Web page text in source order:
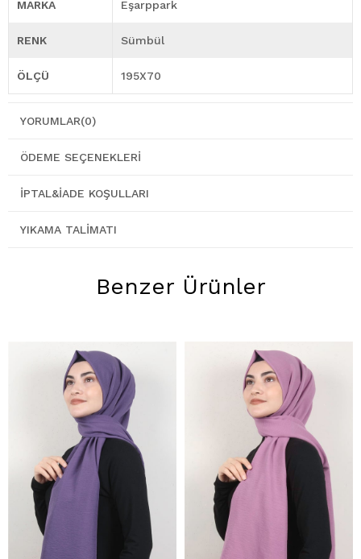
MARKA Eşarppark
RENK Sümbül
ÖLÇÜ 195X70
YORUMLAR(0)
ÖDEME SEÇENEKLERI
İPTAL&İADE KOŞULLARI
YIKAMA TALIMATI
Benzer Ürünler